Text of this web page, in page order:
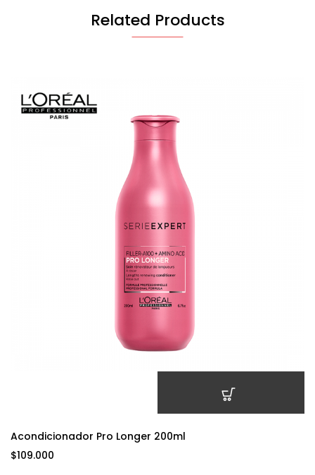
Related Products
Acondicionador Pro Longer 200ml
$109.000